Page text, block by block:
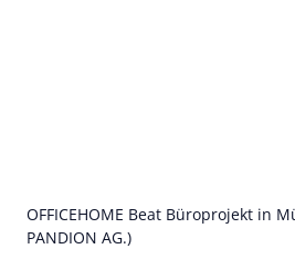
OFFICEHOME Beat Büroprojekt in
PANDION AG.)